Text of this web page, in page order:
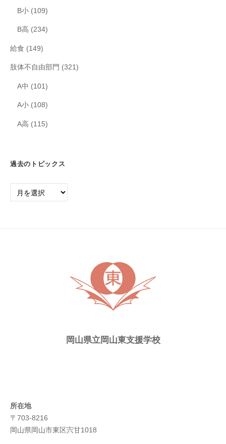
B小(109)
B高 (234)
給食 (149)
肢体不自由部門 (321)
A中 (101)
A小(108)
A高 (115)
過去のトピックス
過
岡山県立岡山東支援学校
所在地
〒703-8216
岡山県岡山市東区宍甘1018